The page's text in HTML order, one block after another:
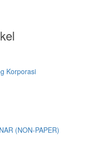
Korporasi
(NON-PAPER)